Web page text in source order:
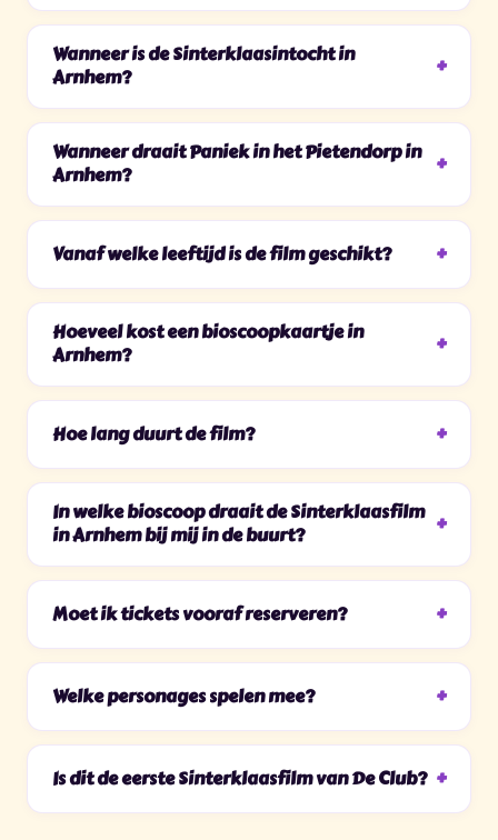
Wanneer is de Sinterklaasintocht in
Arnhem?
Wanneer draait Paniek in het Pietendorp in
Arnhem?
Vanaf welke leeftijd is de film geschikt?
Hoeveel kost een bioscoopkaartje in
Arnhem?
Hoe lang duurt de film?
In welke bioscoop draait de Sinterklaasfilm
in Arnhem bij mij in de buurt?
Moet ik tickets vooraf reserveren?
Welke personages spelen mee?
Is dit de eerste Sinterklaasfilm van De Club?